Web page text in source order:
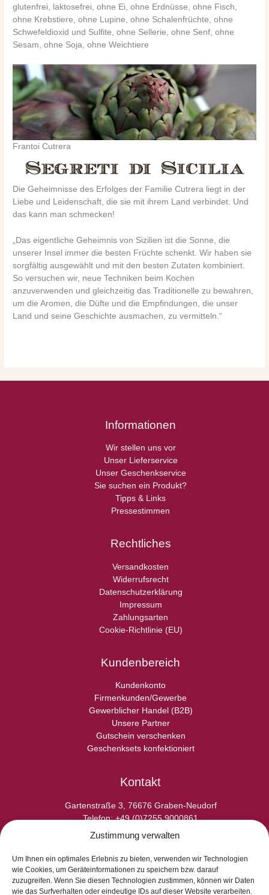
Zustimmung verwalten
Um Ihnen ein optimales Erlebnis zu bieten, verwenden wir Technologien
wie Cookies, um Geräteinformationen zu speichern bzw. darauf
zuzugreifen. Wenn Sie diesen Technologien zustimmen, können wir Daten
wie das Surfverhalten oder eindeutige IDs auf dieser Website verarbeiten.
glutenfrei, laktosefrei, ohne Ei, ohne Erdnüsse, ohne Fisch,
ohne Krebstiere, ohne Lupine, ohne Schalenfrüchte, ohne
Schwefeldioxid und Sulfite, ohne Sellerie, ohne Senf, ohne
Sesam, ohne Soja, ohne Weichtiere
Frantoi Cutrera
Die Geheimnisse des Erfolges der Familie Cutrera liegt in der
Liebe und Leidenschaft, die sie mit ihrem Land verbindet. Und
das kann man schmecken!
„Das eigentliche Geheimnis von Sizilien ist die Sonne, die
unserer Insel immer die besten Früchte schenkt. Wir haben sie
sorgfältig ausgewählt und mit den besten Zutaten kombiniert.
So versuchen wir, neue Techniken beim Kochen
anzuverwenden und gleichzeitig das Traditionelle zu bewahren,
um dieAromen, die Düfte und die Empfindungen, die unser
Land und seine Geschichte ausmachen, zu vermitteln.“
Informationen
Wir stellen uns vor
Unser Lieferservice
Unser Geschenkservice
Sie suchen ein Produkt?
Tipps & Links
Pressestimmen
Rechtliches
Versandkosten
Widerrufsrecht
Datenschutzerklärung
Impressum
Zahlungsarten
Cookie-Richtlinie (EU)
Kundenbereich
Kundenkonto
Firmenkunden/Gewerbe
Gewerblicher Handel (B2B)
Unsere Partner
Gutschein verschenken
Geschenksets konfektioniert
Kontakt
Gartenstraße 3, 76676 Graben-Neudorf
Telefon: +49 (0)7255 9000861
E-Fax: +49 (0)7255 9000865
Kontaktformular